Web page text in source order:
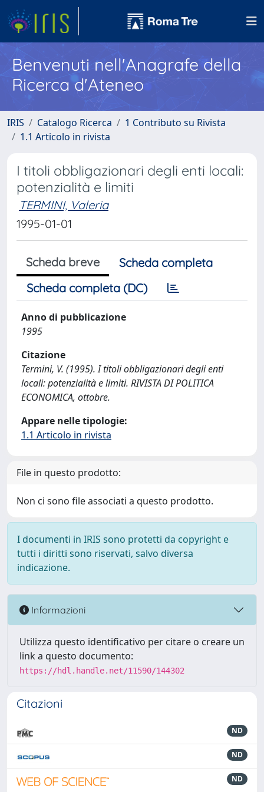
Benvenuti nell'Anagrafe della
Ricerca d'Ateneo
IRIS Catalogo Ricerca
1 Contributo su Rivista
1.1 Articolo in rivista
I titoli obbligazionari degli enti locali:
potenzialità e limiti
TERMINI, Valeria
1995-01-01
Scheda breve
Scheda completa
Scheda completa (DC)
Anno di pubblicazione
1995
Citazione
Termini, V. (1995). I titoli obbligazionari degli enti
locali: potenzialità e limiti. RIVISTA DI POLITICA
ECONOMICA, ottobre.
Appare nelle tipologie:
1.1 Articolo in rivista
File in questo prodotto:
Non ci sono file associati a questo prodotto.
I documenti in IRIS sono protetti da copyright e
tutti i diritti sono riservati, salvo diversa
indicazione.
Informazioni
Utilizza questo identificativo per citare o creare un
link a questo documento:
https://hdl.handle.net/11590/144302
Citazioni
ND
ND
ND